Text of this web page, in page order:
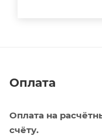
Оплата
Оплата на
счёту.